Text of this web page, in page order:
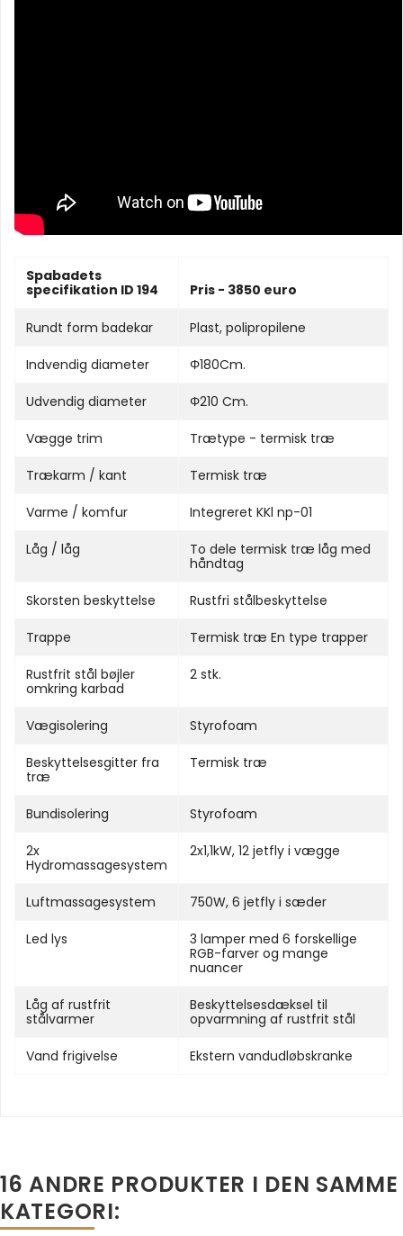
Spabadets
specifikation ID 194
Pris - 3850 euro
Rundt form badekar Plast, polipropilene
Indvendig diameter Φ180Cm.
Udvendig diameter Φ210 Cm.
Vægge trim Trætype - termisk træ
Trækarm / kant Termisk træ
Varme / komfur Integreret KKl np-01
Låg / låg
To dele termisk træ låg med
håndtag
Skorsten beskyttelse Rustfri stålbeskyttelse
Trappe Termisk træ En type trapper
Rustfrit stål bøjler
omkring karbad
2 stk.
Vægisolering Styrofoam
Beskyttelsesgitter fra
træ
Termisk træ
Bundisolering Styrofoam
2x
Hydromassagesystem
2x1,1kW, 12 jetfly i vægge
Luftmassagesystem 750W, 6 jetfly i sæder
Led lys
3 lamper med 6 forskellige
RGB-farver og mange
nuancer
Låg af rustfrit
stålvarmer
Beskyttelsesdæksel til
opvarmning af rustfrit stål
Vand frigivelse Ekstern vandudløbskranke
16 ANDRE PRODUKTER I DEN SAMME
KATEGORI: